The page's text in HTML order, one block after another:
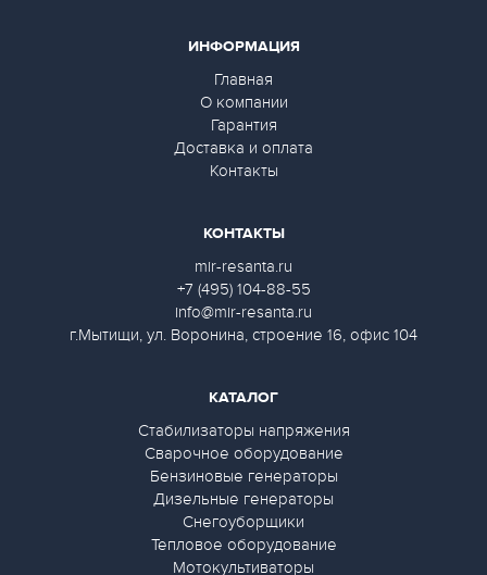
ИНФОРМАЦИЯ
Главная
О компании
Гарантия
Доставка и оплата
Контакты
КАТАЛОГ
Стабилизаторы напряжения
Сварочное оборудование
Бензиновые генераторы
Дизельные генераторы
Снегоуборщики
Тепловое оборудование
Мотокультиваторы
КОНТАКТЫ
mir-resanta.ru
+7 (495) 104-88-55
info@mir-resanta.ru
г.Мытищи, ул. Воронина, строение 16, офис 104